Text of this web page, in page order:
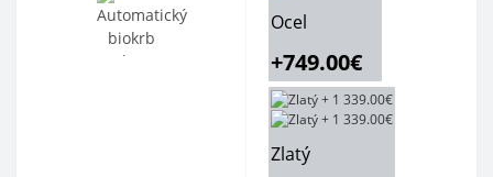
Ocel
+749.00€
Zlatý